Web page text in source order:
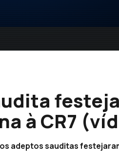
à CR7
adeptos sauditas